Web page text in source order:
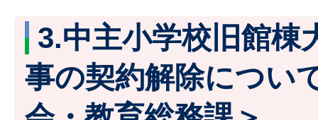
3.中主小学校旧館棟
事の契約解除につい